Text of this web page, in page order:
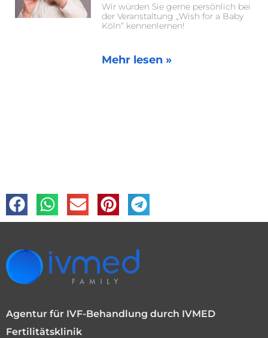
Wir würden Sie gerne persönlich bei
der Veranstaltung „Wish for a Baby
Köln“ kennenlernen!
Mehr lesen »
Agentur für IVF-Behandlung durch IVMED
Fertilitätsklinik